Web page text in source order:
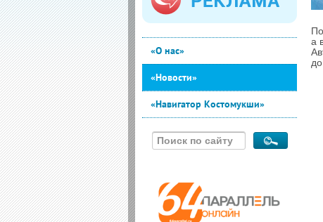
«О нас»
«Новости»
«Навигатор Костомукши»
а